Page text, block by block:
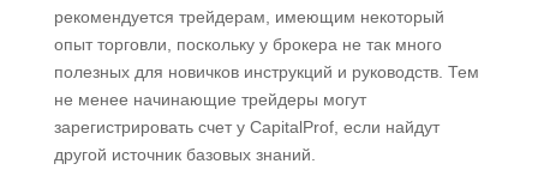
рекомендуется трейдерам, имеющим некоторый
опыт торговли, поскольку у брокера не так много
полезных для новичков инструкций и руководств. Тем
не менее начинающие трейдеры могут
зарегистрировать счет у CapitalProf, если найдут
другой источник базовых знаний.